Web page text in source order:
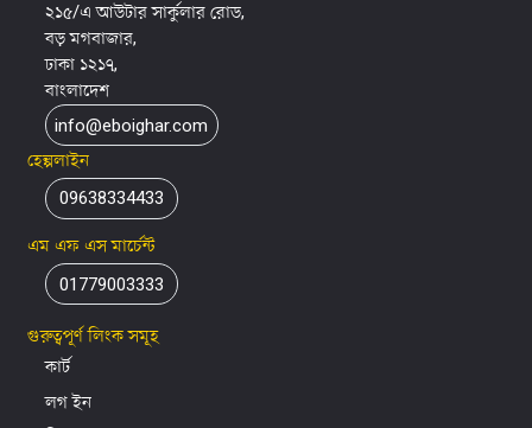
২১৫/এ আউটার সার্কুলার রোড,
বড় মগবাজার,
ঢাকা ১২১৭,
বাংলাদেশ
info@eboighar.com
হেল্পলাইন
09638334433
এম এফ এস মার্চেন্ট
01779003333
গুরুত্বপূর্ণ লিংক সমূহ
কার্ট
লগ ইন